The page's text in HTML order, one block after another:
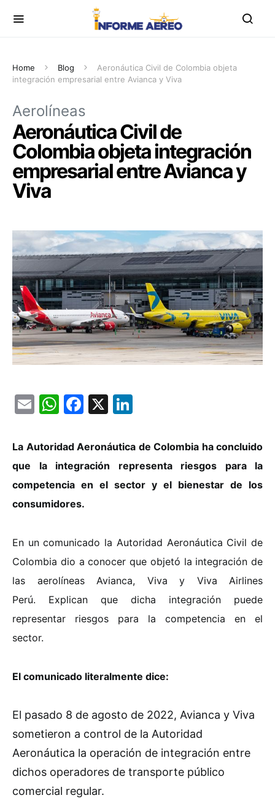
Home Blog
Aeronáutica Civil de Colombia objeta
integración empresarial entre Avianca y Viva
Aerolíneas
Aeronáutica Civil de
Colombia objeta integración
empresarial entre Avianca y
Viva
EmailWhatsApp
Facebook
X
La Autoridad Aeronáutica de Colombia ha concluido
que la integración representa riesgos para la
competencia en el sector y el bienestar de los
consumidores.
En un comunicado la Autoridad Aeronáutica Civil de
Colombia dio a conocer que objetó la integración de
las aerolíneas Avianca, Viva y Viva Airlines
Perú. Explican que dicha integración puede
representar riesgos para la competencia en el
sector.
El comunicado literalmente dice:
El pasado 8 de agosto de 2022, Avianca y Viva
sometieron a control de la Autoridad
Aeronáutica la operación de integración entre
dichos operadores de transporte público
comercial regular.